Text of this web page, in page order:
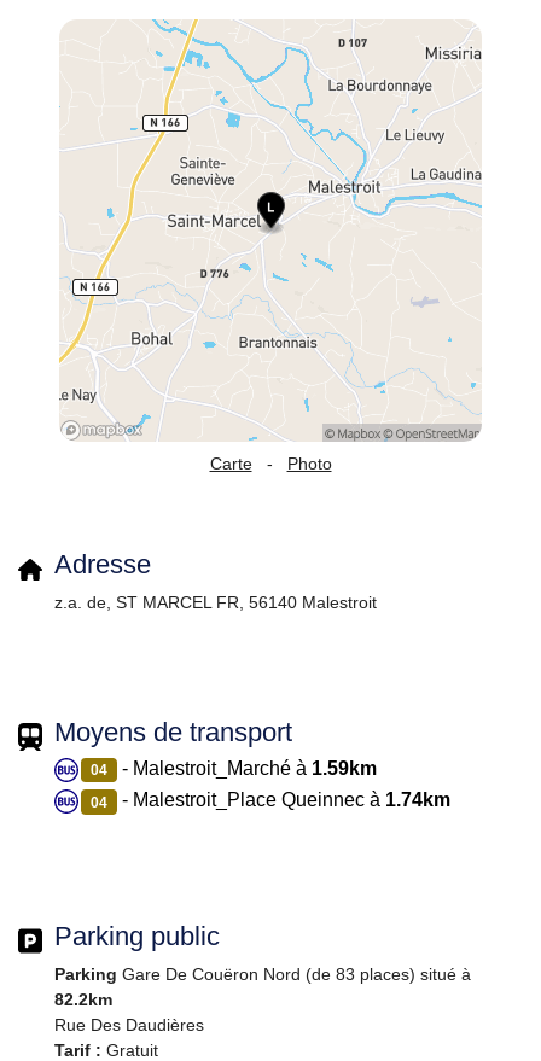
Carte - Photo
Adresse
z.a. de, ST MARCEL FR, 56140 Malestroit
Moyens de transport
04 - Malestroit_Marché à 1.59km
04 - Malestroit_Place Queinnec à 1.74km
Parking public
Parking Gare De Couëron Nord (de 83 places) situé à
82.2km
Rue Des Daudières
Tarif : Gratuit